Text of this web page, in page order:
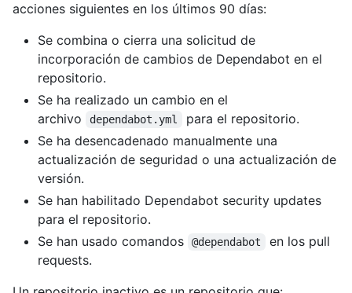
acciones siguientes en los últimos 90 días:
Se combina o cierra una solicitud de
incorporación de cambios de Dependabot en el
repositorio.
Se ha realizado un cambio en el
archivo
dependabot.yml
para el repositorio.
Se ha desencadenado manualmente una
actualización de seguridad o una actualización de
versión.
Se han habilitado Dependabot security updates
para el repositorio.
Se han usado comandos
@dependabot
en los pull
requests.